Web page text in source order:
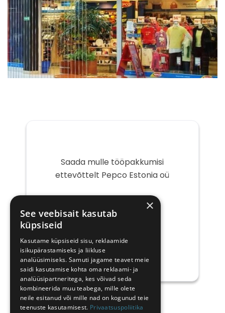
Saada mulle tööpakkumisi
ettevõttelt Pepco Estonia oü
post
×
See veebisait kasutab
küpsiseid
Kasutame küpsiseid sisu, reklaamide
isikupärastamiseks ja liikluse
analüüsimiseks. Samuti jagame teavet meie
saidi kasutamise kohta oma reklaami- ja
analüüsipartneritega, kes võivad seda
kombineerida muu teabega, mille olete
neile esitanud või mille nad on kogunud teie
teenuste kasutamisest. Privaatsuspoliitika